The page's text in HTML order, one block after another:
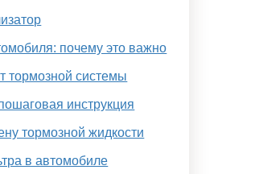
почему это важно
тормозной системы
инструкция
тормозной жидкости
в автомобиле